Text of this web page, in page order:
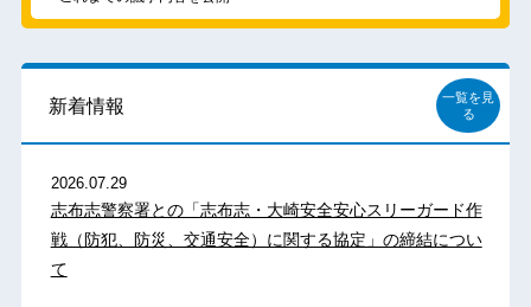
新着情報
一覧を見
る
2026.07.29
志布志警察署との「志布志・大崎安全安心スリーガード作
戦（防犯、防災、交通安全）に関する協定」の締結につい
て